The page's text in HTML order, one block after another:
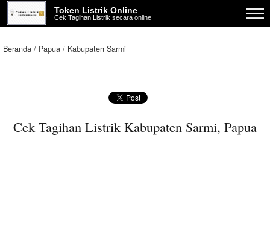
Token Listrik Online
Cek Tagihan Listrik secara online
Beranda Papua Kabupaten Sarmi
Cek Tagihan Listrik Kabupaten Sarmi, Papua